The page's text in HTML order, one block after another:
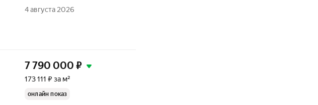
4 августа 2026
7 790 000 ₽
173 111 ₽ за м²
онлайн показ